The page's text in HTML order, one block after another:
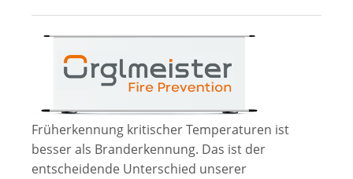
Früherkennung kritischer Temperaturen ist
besser als Branderkennung. Das ist der
entscheidende Unterschied unserer